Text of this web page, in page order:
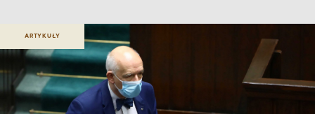
ARTYKUŁY